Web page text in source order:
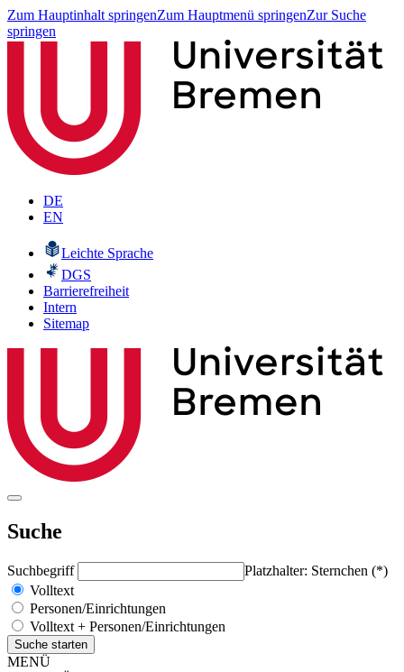
Zum Hauptinhalt springenZum Hauptmenü springenZur Suche
springen
DE
EN
Leichte Sprache
DGS
Barrierefreiheit
Intern
Sitemap
Suche
Suchbegriff
Platzhalter: Sternchen (*)
Volltext
Personen/Einrichtungen
Volltext + Personen/Einrichtungen
MENÜ